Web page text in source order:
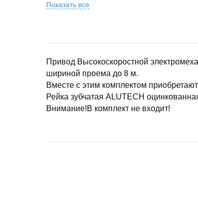
Показать все
Привод Высокоскоростной
шириной проема до 8 м.
Вместе с этим комплектом
Рейка зубчатая ALUTECH
Внимание!В комплект не входит!